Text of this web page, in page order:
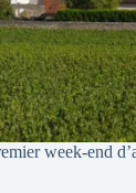
week-end